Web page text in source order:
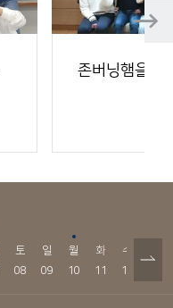
존버닝햄을 찾
Next
Next
토
08
일
09
월
10
화
11
수
12